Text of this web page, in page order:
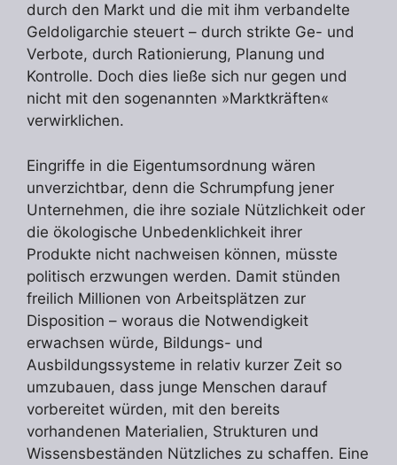
durch den Markt und die mit ihm verbandelte
Geldoligarchie steuert – durch strikte Ge- und
Verbote, durch Rationierung, Planung und
Kontrolle. Doch dies ließe sich nur gegen und
nicht mit den sogenannten »Marktkräften«
verwirklichen.
Eingriffe in die Eigentumsordnung wären
unverzichtbar, denn die Schrumpfung jener
Unternehmen, die ihre soziale Nützlichkeit oder
die ökologische Unbedenklichkeit ihrer
Produkte nicht nachweisen können, müsste
politisch erzwungen werden. Damit stünden
freilich Millionen von Arbeitsplätzen zur
Disposition – woraus die Notwendigkeit
erwachsen würde, Bildungs- und
Ausbildungssysteme in relativ kurzer Zeit so
umzubauen, dass junge Menschen darauf
vorbereitet würden, mit den bereits
vorhandenen Materialien, Strukturen und
Wissensbeständen Nützliches zu schaffen. Eine